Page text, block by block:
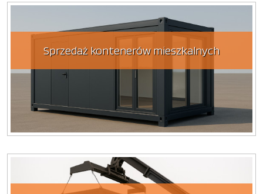
Sprzedaż kontenerów mieszkalnych